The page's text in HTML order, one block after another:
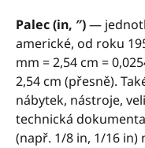
Palec (in, ″)—
americké, od roku
mm = 2,54 cm =
2,54 cm (přesně).
nábytek, nástroje,
technická
(např. 1/8 in, 1/16 in)